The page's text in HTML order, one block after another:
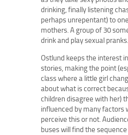
drinking, finally listening
perhaps unrepentant) to
mothers. A group of 30
drink and play sexual pranks.
Ostlund keeps the interest
stories, making the point
class where a little girl
about what is correct
children disagree with her)
influenced by many factors
perceive this or not.
buses will find the